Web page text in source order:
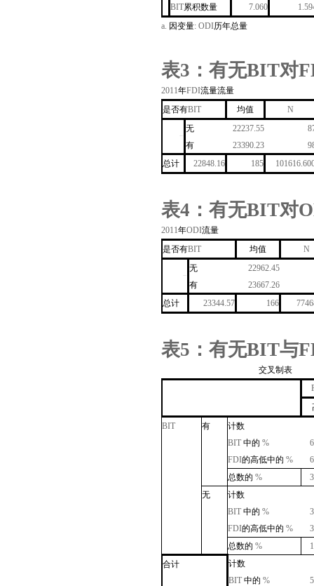
BIT累积数量 7.060
a. 因变量: ODI历年总量
表3 ：有无BIT对
2011年FDI流量流量
是否有BIT 均值 N
无 22237.55
有
23390.23
总计
22848.16 185
表4 ：有无BIT对
2011年ODI流量
是否有BIT 均值 N
无
22962.45
有
23667.26
总计
23344.57 166
表5 ：有无BIT与
交叉制表
BIT
有
计数
BIT 中的 %
FDI的高低中的 %
总数的 %
无
计数
BIT 中的 %
FDI的高低中的 %
总数的 %
合计
计数
BIT 中的 %